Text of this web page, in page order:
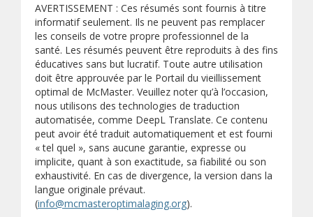
AVERTISSEMENT : Ces résumés sont fournis à titre
informatif seulement. Ils ne peuvent pas remplacer
les conseils de votre propre professionnel de la
santé. Les résumés peuvent être reproduits à des fins
éducatives sans but lucratif. Toute autre utilisation
doit être approuvée par le Portail du vieillissement
optimal de McMaster. Veuillez noter qu’à l’occasion,
nous utilisons des technologies de traduction
automatisée, comme DeepL Translate. Ce contenu
peut avoir été traduit automatiquement et est fourni
« tel quel », sans aucune garantie, expresse ou
implicite, quant à son exactitude, sa fiabilité ou son
exhaustivité. En cas de divergence, la version dans la
langue originale prévaut.
(info@mcmasteroptimalaging.org).